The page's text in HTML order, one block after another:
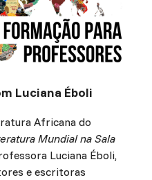
Luciana Éboli
Africana do
Mundial na Sala
Luciana Éboli,
e escritoras